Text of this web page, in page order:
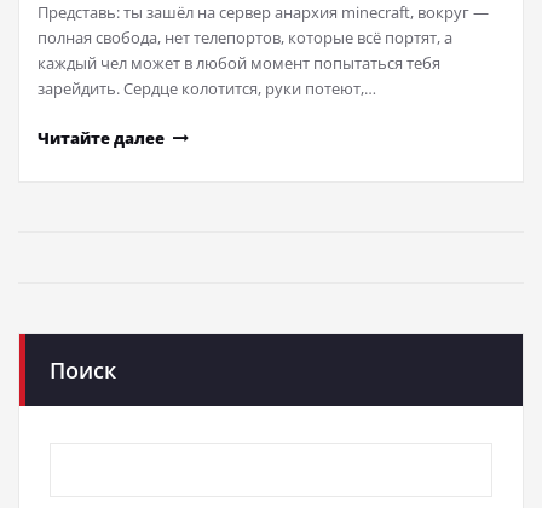
Представь: ты зашёл на сервер анархия minecraft, вокруг —
полная свобода, нет телепортов, которые всё портят, а
каждый чел может в любой момент попытаться тебя
зарейдить. Сердце колотится, руки потеют,…
Читайте далее
Поиск